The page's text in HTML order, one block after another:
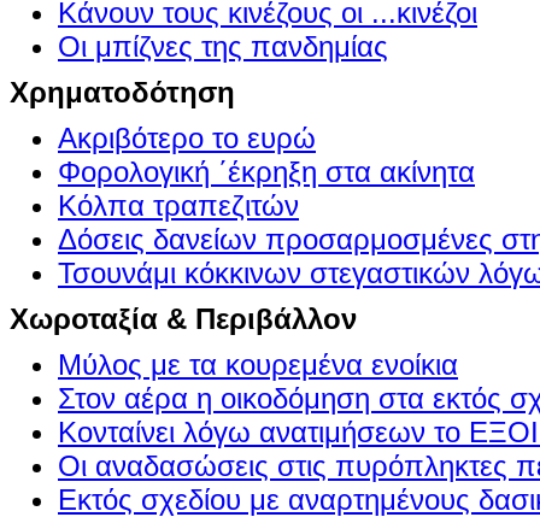
Κάνουν τους κινέζους οι ...κινέζοι
Οι μπίζνες της πανδημίας
Χρηματοδότηση
Ακριβότερο το ευρώ
Φορολογική ΄έκρηξη στα ακίνητα
Κόλπα τραπεζιτών
Δόσεις δανείων προσαρμοσμένες
Τσουνάμι κόκκινων στεγαστικών
Χωροταξία & Περιβάλλον
Μύλος με τα κουρεμένα ενοίκια
Στον αέρα η οικοδόμηση στα εκτός
Κονταίνει λόγω ανατιμήσεων το
Οι αναδασώσεις στις πυρόπληκτες
Εκτός σχεδίου με αναρτημένους